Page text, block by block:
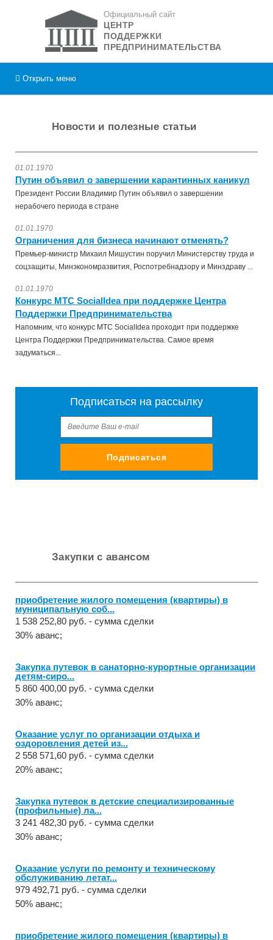
Официальный сайт
ЦЕНТР
ПОДДЕРЖКИ
ПРЕДПРИНИМАТЕЛЬСТВА
Открыть меню
Новости и полезные статьи
01.01.1970
Путин объявил о завершении карантинных каникул
Президент России Владимир Путин объявил о завершении
нерабочего периода в стране
01.01.1970
Ограничения для бизнеса начинают отменять?
Премьер-министр Михаил Мишустин поручил Министерству труда и
соцзащиты, Минэкономразвития, Роспотребнадзору и Минздраву ...
01.01.1970
Конкурс МТС SocialIdea при поддержке Центра
Поддержки Предпринимательства
Напомним, что конкурс МТС SocialIdea проходит при поддержке
Центра Поддержки Предпринимательства. Самое время
задуматься...
Подписаться на рассылку
Подписаться
Закупки с авансом
приобретение жилого помещения (квартиры) в
муниципальную соб...
1 538 252,80 руб. - сумма сделки
30% аванс;
Закупка путевок в санаторно-курортные организации
детям-сиро...
5 860 400,00 руб. - сумма сделки
30% аванс;
Оказание услуг по организации отдыха и
оздоровления детей из...
2 558 571,60 руб. - сумма сделки
20% аванс;
Закупка путевок в детские специализированные
(профильные) ла...
3 241 482,30 руб. - сумма сделки
30% аванс;
Оказание услуги по ремонту и техническому
обслуживанию летат...
979 492,71 руб. - сумма сделки
50% аванс;
приобретение жилого помещения (квартиры) в